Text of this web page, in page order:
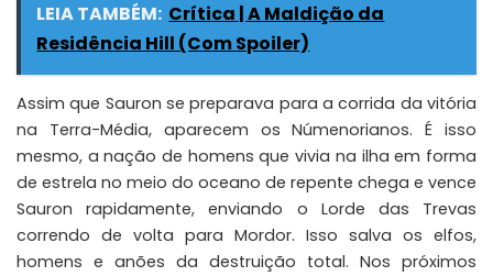
LEIA TAMBÉM: Crítica | A Maldição da
Residência Hill (Com Spoiler)
Assim que Sauron se preparava para a corrida da vitória
na Terra-Média, aparecem os Númenorianos. É isso
mesmo, a nação de homens que vivia na ilha em forma
de estrela no meio do oceano de repente chega e vence
Sauron rapidamente, enviando o Lorde das Trevas
correndo de volta para Mordor. Isso salva os elfos,
homens e anões da destruição total. Nos próximos